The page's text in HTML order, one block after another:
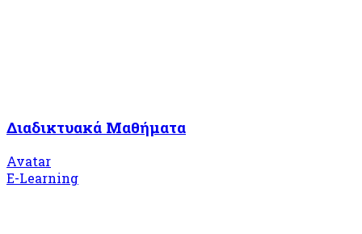
Διαδικτυακά Μαθήματα
Avatar
E-Learning